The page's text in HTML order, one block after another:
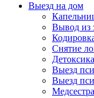
Выезд на дом
Вывод из
Снятие
Выезд
Выезд